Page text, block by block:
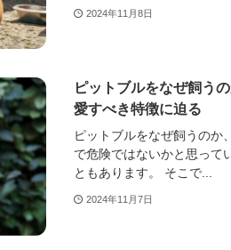
2024年11月8日
ピットブルをなぜ飼う
愛すべき特徴に迫る
ピットブルをなぜ飼うのか
で危険ではないかと思って
ともあります。 そこで...
2024年11月7日